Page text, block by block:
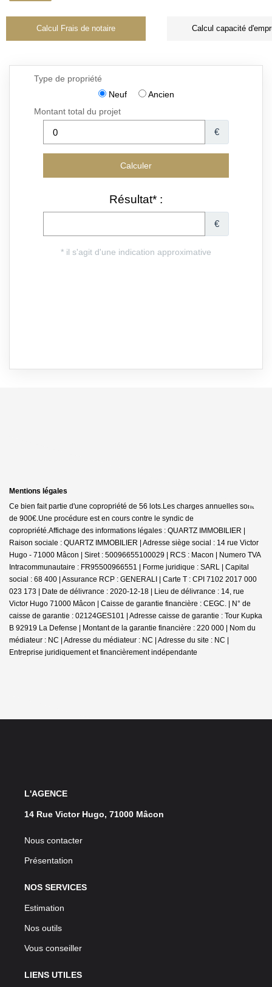
Calcul Frais de notaire Calcul capacité
Mentions légales
Ce bien fait partie d'une copropriété de 56 lots.Les charges annuelles sont
de 900€.Une procédure est en cours contre le syndic de
copropriété.Affichage des informations légales : QUARTZ IMMOBILIER |
Raison sociale : QUARTZ IMMOBILIER | Adresse siège social : 14 rue Victor
Hugo - 71000 Mâcon | Siret : 50096655100029 | RCS : Macon | Numero TVA
Intracommunautaire : FR95500966551 | Forme juridique : SARL | Capital
social : 68 400 | Assurance RCP : GENERALI | Carte T : CPI 7102 2017 000
023 173 | Date de délivrance : 2020-12-18 | Lieu de délivrance : 14, rue
Victor Hugo 71000 Mâcon | Caisse de garantie financière : CEGC. | N° de
caisse de garantie : 02124GES101 | Adresse caisse de garantie : Tour Kupka
B 92919 La Defense | Montant de la garantie financière : 220 000 | Nom du
médiateur : NC | Adresse du médiateur : NC | Adresse du site : NC |
Entreprise juridiquement et financièrement indépendante
L'AGENCE
14 Rue Victor Hugo, 71000 Mâcon
Nous contacter
Présentation
NOS SERVICES
Estimation
Nos outils
Vous conseiller
LIENS UTILES